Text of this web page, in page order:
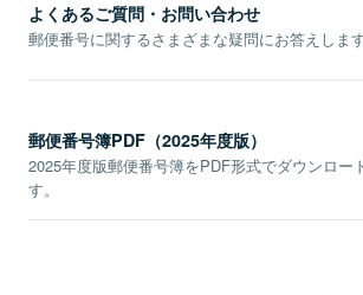
よくあるご質問・お問い合わせ
郵便番号に関するさまざまな疑問にお答えします
郵便番号簿PDF（2025年度版）
2025年度版郵便番号簿をPDF形式でダウンロー
す。